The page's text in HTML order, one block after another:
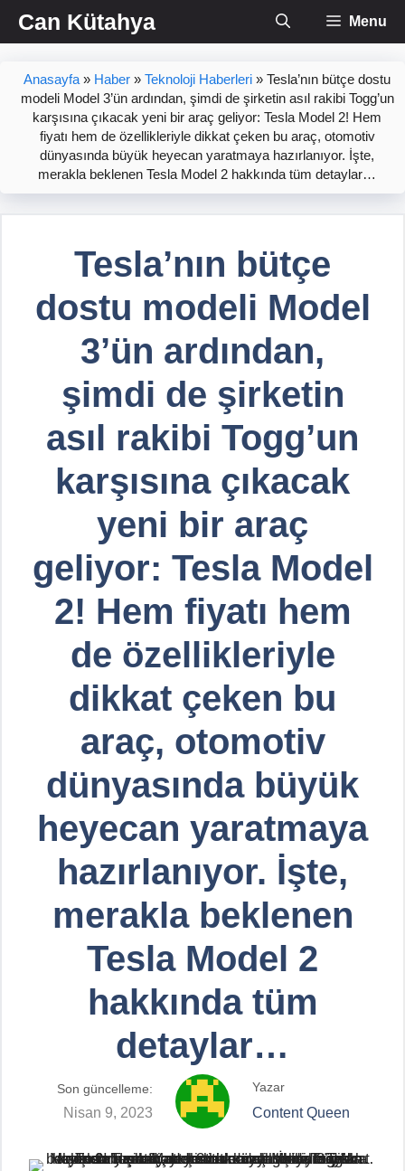
İçeriğe
atlaCan Kütahya Menu
Anasayfa » Haber » Teknoloji Haberleri » Tesla’nın bütçe dostu
modeli Model 3’ün ardından, şimdi de şirketin asıl rakibi Togg’un
karşısına çıkacak yeni bir araç geliyor: Tesla Model 2! Hem
fiyatı hem de özellikleriyle dikkat çeken bu araç, otomotiv
dünyasında büyük heyecan yaratmaya hazırlanıyor. İşte,
merakla beklenen Tesla Model 2 hakkında tüm detaylar…
Tesla’nın bütçe
dostu modeli Model
3’ün ardından,
şimdi de şirketin
asıl rakibi Togg’un
karşısına çıkacak
yeni bir araç
geliyor: Tesla Model
2! Hem fiyatı hem
de özellikleriyle
dikkat çeken bu
araç, otomotiv
dünyasında büyük
heyecan yaratmaya
hazırlanıyor. İşte,
merakla beklenen
Tesla Model 2
hakkında tüm
detaylar…
Son güncelleme:
Nisan 9, 2023
Yazar
Content Queen